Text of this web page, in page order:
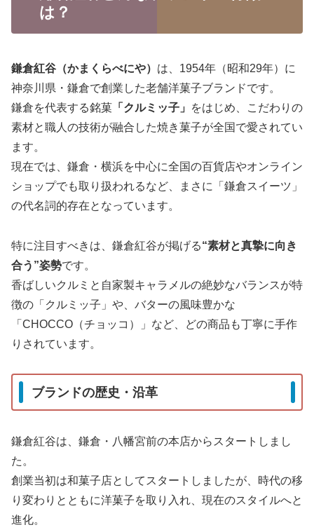
は？
鎌倉紅谷（かまくらべにや） は、1954年（昭和29年）に
神奈川県・鎌倉で創業した老舗洋菓子ブランドです。
鎌倉を代表する銘菓 「クルミッ子」
をはじめ、こだわりの
素材と職人の技術が融合した焼き菓子が全国で愛されてい
ます。
現在では、鎌倉・横浜を中心に全国の百貨店やオンライン
ショップでも取り扱われるなど、まさに「鎌倉スイーツ」
の代名詞的存在となっています。
特に注目すべきは、鎌倉紅谷が掲げる“素材と真摯に向き
合う”姿勢です。
香ばしいクルミと自家製キャラメルの絶妙なバランスが特
徴の「クルミッ子」や、バターの風味豊かな
「CHOCCO（チョッコ）」など、どの商品も丁寧に手作
りされています。
ブランドの歴史・沿革
鎌倉紅谷は、鎌倉・八幡宮前の本店からスタートしまし
た。
創業当初は和菓子店としてスタートしましたが、時代の移
り変わりとともに洋菓子を取り入れ、現在のスタイルへと
進化。